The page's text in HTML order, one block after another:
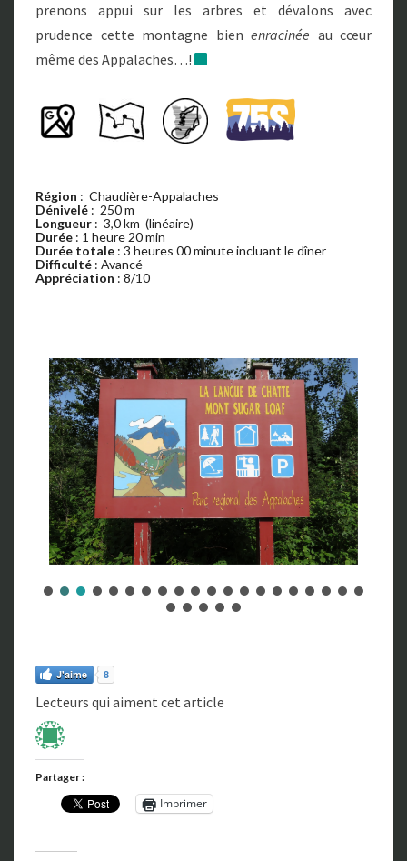
prenons appui sur les arbres et dévalons avec
prudence cette montagne bien enracinée au cœur
même des Appalaches…!
Région : Chaudière-Appalaches
Dénivelé : 250 m
Longueur : 3,0 km (linéaire)
Durée : 1 heure 20 min
Durée totale : 3 heures 00 minute incluant le dîner
Difficulté : Avancé
Appréciation : 8/10
J'aime 8
Lecteurs qui aiment cet article
Partager :
Imprimer